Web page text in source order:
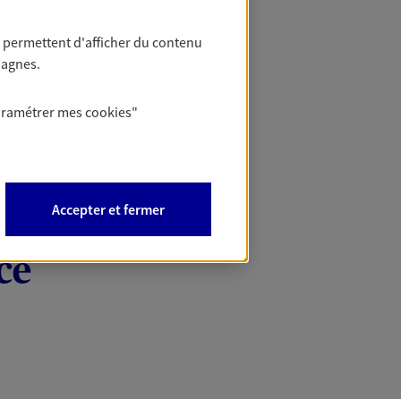
d'afficher du contenu
mescookies"
Accepter et fermer